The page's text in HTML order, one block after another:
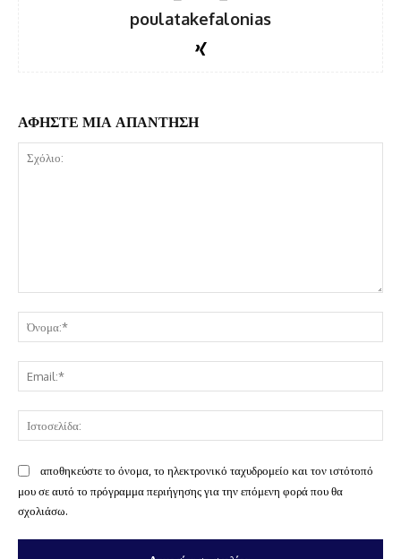
poulatakefalonias
ΑΦΗΣΤΕ ΜΙΑ ΑΠΑΝΤΗΣΗ
αποθηκεύστε το όνομα, το ηλεκτρονικό ταχυδρομείο και τον ιστότοπό
μου σε αυτό το πρόγραμμα περιήγησης για την επόμενη φορά που θα
σχολιάσω.